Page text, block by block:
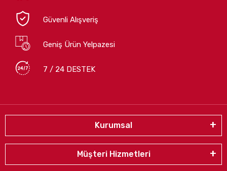
Güvenli Alışveriş
Geniş Ürün Yelpazesi
7 / 24 DESTEK
Kurumsal
Müşteri Hizmetleri